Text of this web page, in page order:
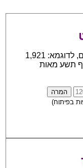
כתבו את המספר אותו יש להפוך למילים, לדוגמא: 1,921
תשע מאות
בפיתוח)